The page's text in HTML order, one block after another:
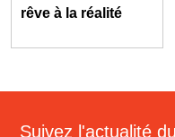
rêve à la réalité
Suivez l'actualité